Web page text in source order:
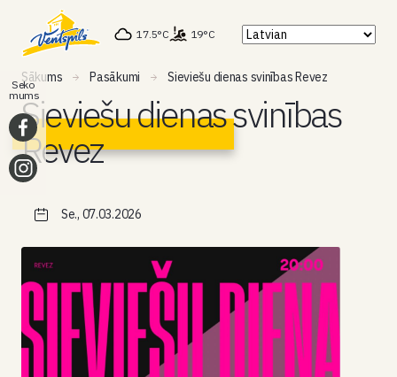
17.5°C 19°C
Sākums Pasākumi Sieviešu dienas svinības Revez
Sieviešu dienas svinības
Revez
Se., 07.03.2026
Seko
mums